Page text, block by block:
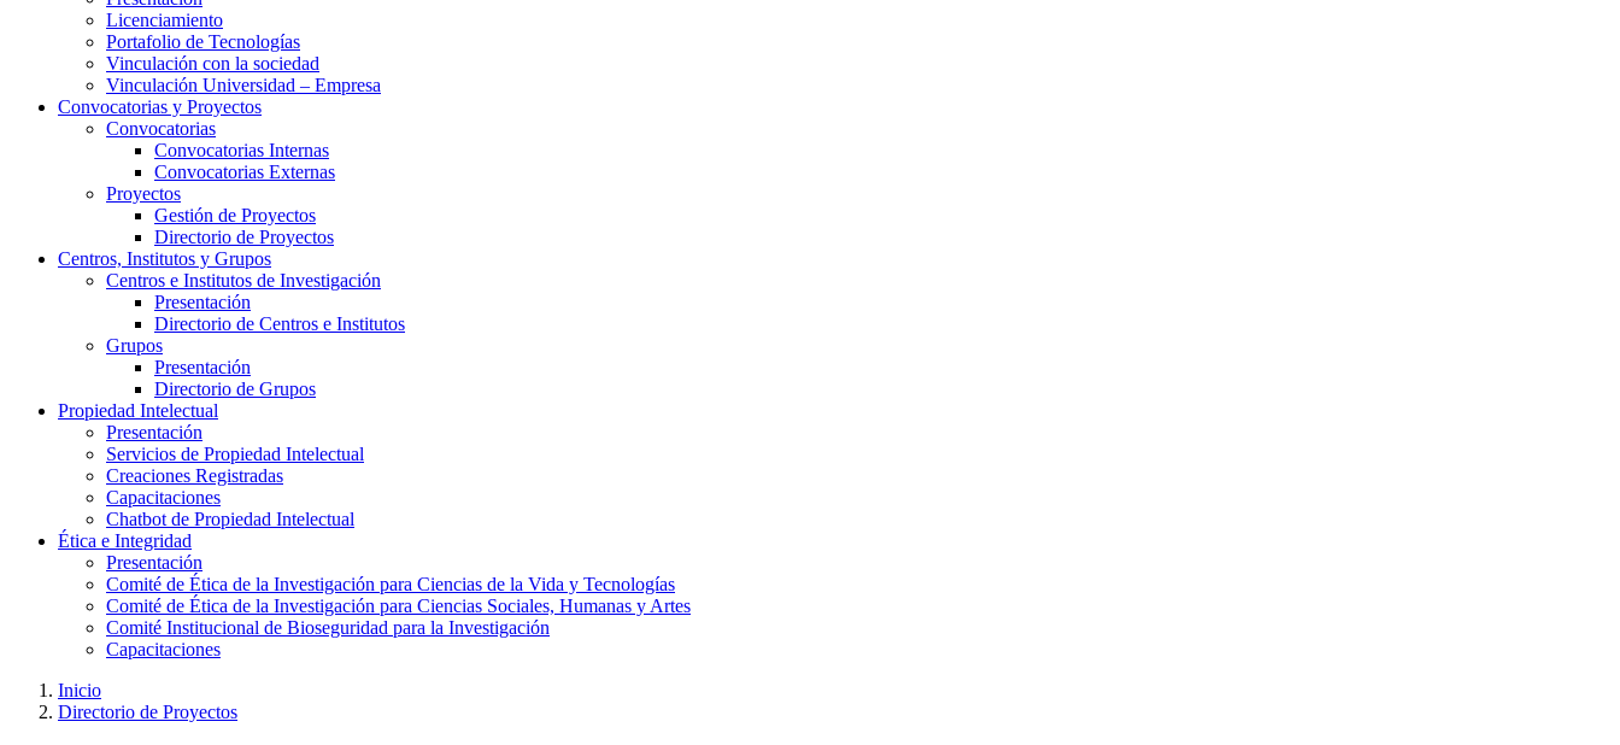
Licenciamiento
Portafolio de Tecnologías
Vinculación con la sociedad
Vinculación Universidad – Empresa
Convocatorias y Proyectos
Convocatorias
Convocatorias Internas
Convocatorias Externas
Proyectos
Gestión de Proyectos
Directorio de Proyectos
Centros, Institutos y Grupos
Centros e Institutos de Investigación
Presentación
Directorio de Centros e Institutos
Grupos
Presentación
Directorio de Grupos
Propiedad Intelectual
Presentación
Servicios de Propiedad Intelectual
Creaciones Registradas
Capacitaciones
Chatbot de Propiedad Intelectual
Ética e Integridad
Presentación
Comité de Ética de la Investigación para Ciencias de la Vida y Tecnologías
Comité de Ética de la Investigación para Ciencias Sociales, Humanas y Artes
Comité Institucional de Bioseguridad para la Investigación
Capacitaciones
Inicio
Directorio de Proyectos